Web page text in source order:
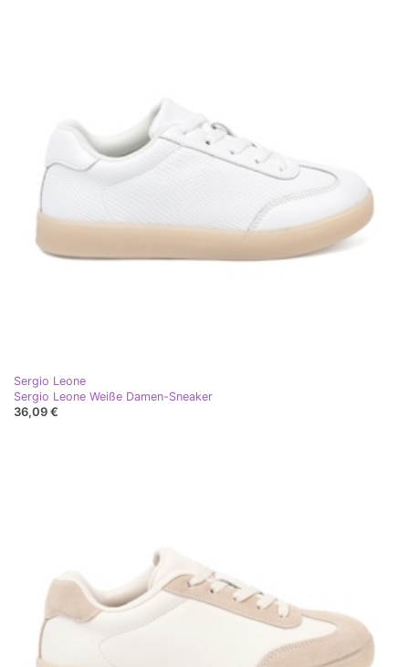
Sergio Leone
Sergio Leone Weiße Damen-Sneaker
36,09 €